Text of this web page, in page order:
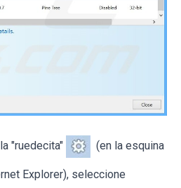
"ruedecita" (en la esquina
Explorer), seleccione